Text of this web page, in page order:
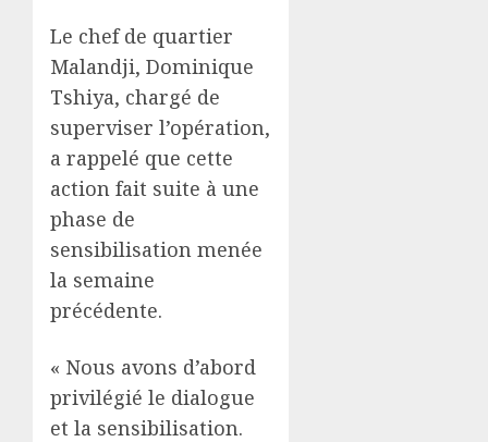
Le chef de quartier
Malandji, Dominique
Tshiya, chargé de
superviser l’opération,
a rappelé que cette
action fait suite à une
phase de
sensibilisation menée
la semaine
précédente.
« Nous avons d’abord
privilégié le dialogue
et la sensibilisation.